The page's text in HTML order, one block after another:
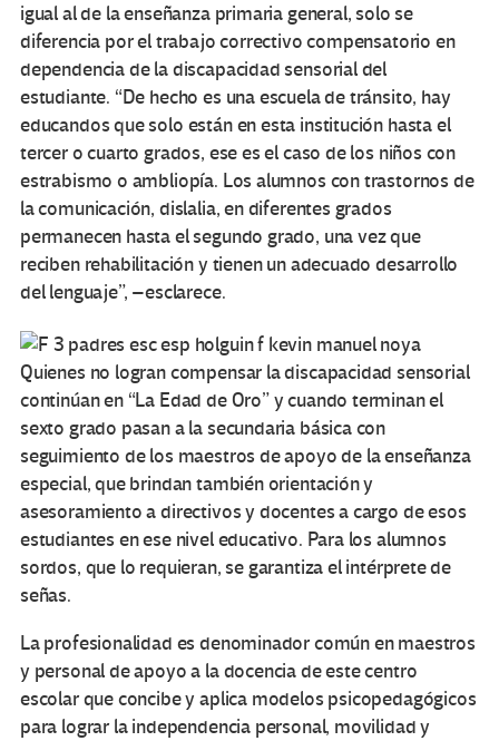
igual al de la enseñanza primaria general, solo se
diferencia por el trabajo correctivo compensatorio en
dependencia de la discapacidad sensorial del
estudiante. “De hecho es una escuela de tránsito, hay
educandos que solo están en esta institución hasta el
tercer o cuarto grados, ese es el caso de los niños con
estrabismo o ambliopía. Los alumnos con trastornos de
la comunicación, dislalia, en diferentes grados
permanecen hasta el segundo grado, una vez que
reciben rehabilitación y tienen un adecuado desarrollo
del lenguaje”, –esclarece.
Quienes no logran compensar la discapacidad sensorial
continúan en “La Edad de Oro” y cuando terminan el
sexto grado pasan a la secundaria básica con
seguimiento de los maestros de apoyo de la enseñanza
especial, que brindan también orientación y
asesoramiento a directivos y docentes a cargo de esos
estudiantes en ese nivel educativo. Para los alumnos
sordos, que lo requieran, se garantiza el intérprete de
señas.
La profesionalidad es denominador común en maestros
y personal de apoyo a la docencia de este centro
escolar que concibe y aplica modelos psicopedagógicos
para lograr la independencia personal, movilidad y